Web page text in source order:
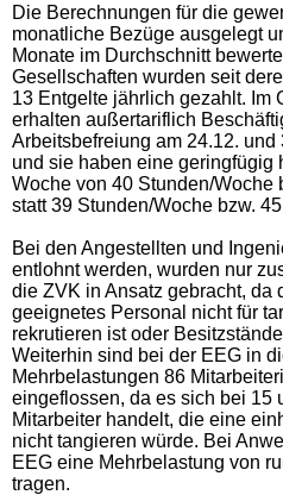
Die Berechnungen für die
monatliche Bezüge ausgelegt
Monate im Durchschnitt
Gesellschaften wurden seit
13 Entgelte jährlich gezahlt. Im
erhalten außertariflich
Arbeitsbefreiung am 24.12.
und sie haben eine geringfügig
Woche von 40 Stunden/Woche
statt 39 Stunden/Woche bzw.
Bei den Angestellten und
entlohnt werden, wurden nur
die ZVK in Ansatz gebracht, da
geeignetes Personal nicht für
rekrutieren ist oder
Weiterhin sind bei der EEG in
Mehrbelastungen 86
eingeflossen, da es sich bei 15
Mitarbeiter handelt, die eine
nicht tangieren würde. Bei
EEG eine Mehrbelastung von
tragen.